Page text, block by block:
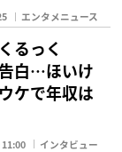
エンタメニュース
るっく
白…ほいけ
ケで年収は
インタビュー